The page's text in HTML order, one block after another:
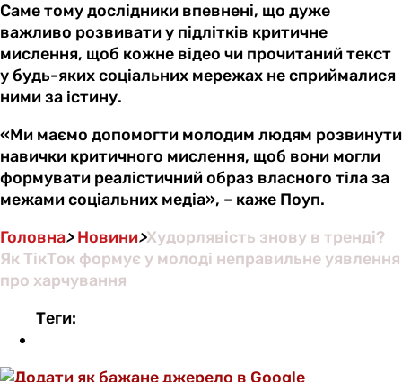
Саме тому дослідники впевнені, що дуже
важливо розвивати у підлітків критичне
мислення, щоб кожне відео чи прочитаний текст
у будь-яких соціальних мережах не сприймалися
ними за істину.
«Ми маємо допомогти молодим людям розвинути
навички критичного мислення, щоб вони могли
формувати реалістичний образ власного тіла за
межами соціальних медіа», – каже Поуп.
Головна>Новини>Худорлявість знову в тренді?
Як ТікТок формує у молоді неправильне уявлення
про харчування
Теги: